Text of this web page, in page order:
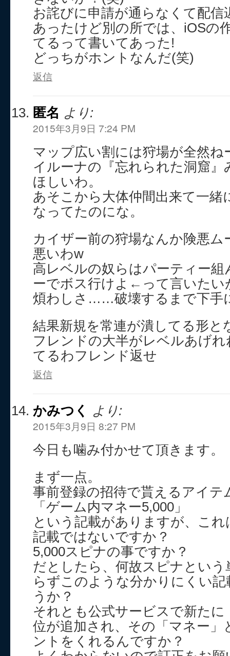
お詫びに申請が通らなくて配
あったけど別の所では、iOSの
てるって書いてあった!
どっちがホントなんだ(笑)
返信
匿名 より:
2015年3月9日 7:24 PM
マップ広い割には狩場が全然ね
イルーナの『忘れられた洞窟
ほしいわ。
あそこから大体仲間出来て一緒
なってたのにな。
カイザー前の狩場なんか険悪ム
悪いわw
高レベルの奴らはパーティー組
ーでボス行けよ←って言いたい
煩わしさ……破壊するまで下手
結果新規を常連が潰してる形と
フレンドの大半がレベルあげ
てるわフレンド返せ
返信
かみつく より:
2015年3月9日 8:27 PM
今日も噛み付かせて頂きます。
まず一点。
事前登録の招待で貰えるアイテ
「ゲーム内マネー5,000」
という記載がありますが、こ
記載ではないですか？
5,000スピナの事ですか？
だとしたら、何故スピナとい
らずこのような分かりにくい
うか？
それとも公式サービスで新た
位が追加され、その「マネー」
ントをくれるんですか？